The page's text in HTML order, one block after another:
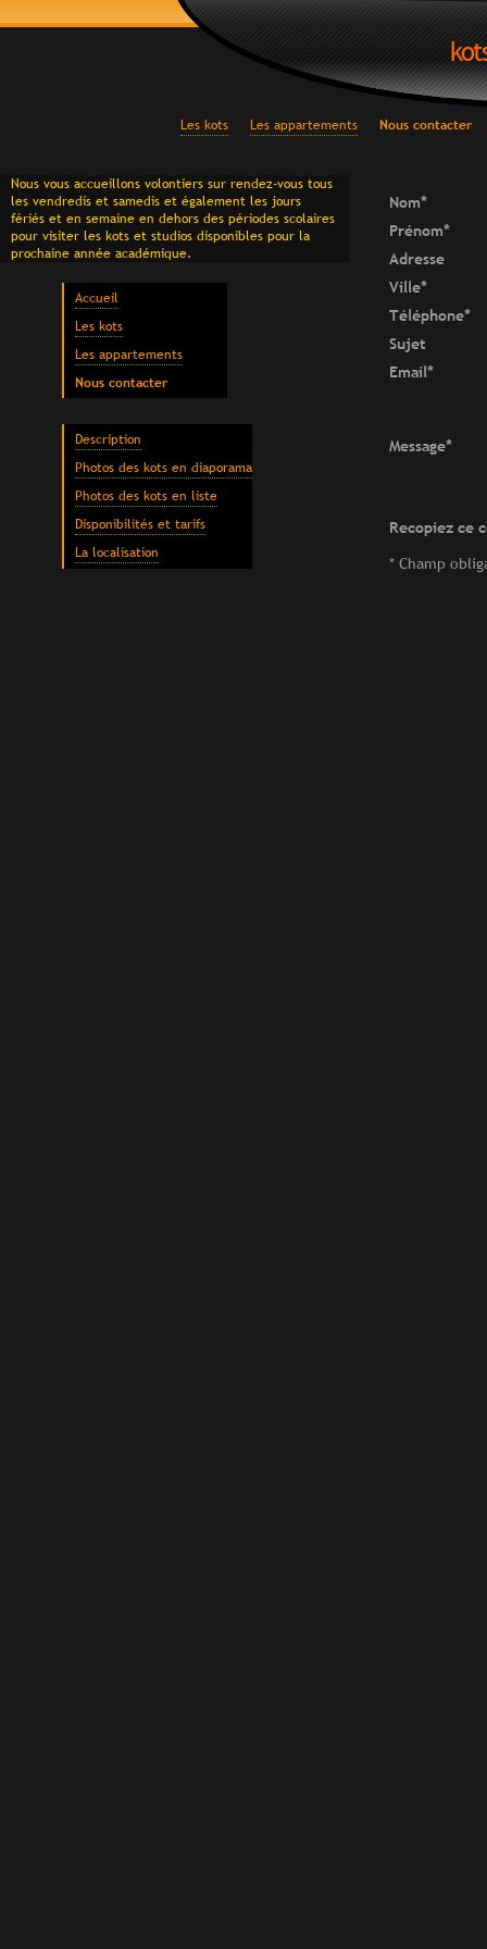
Accueil
Les kots
Les appartements
Nous contacter
Description
Photos des kots en diaporama
Photos des kots en liste
Disponibilités et tarifs
La localisation
Les kots Les appartements Nous contacter
Nous vous accueillons volontiers sur rendez-vous tous
les vendredis et samedis et également les jours
fériés et en semaine en dehors des périodes scolaires
pour visiter les kots et studios disponibles pour la
prochaine année académique.
Nom*
Prénom*
Adresse
Ville*
Téléphone*
Sujet
Email*
Message*
Recopiez ce
* Champ